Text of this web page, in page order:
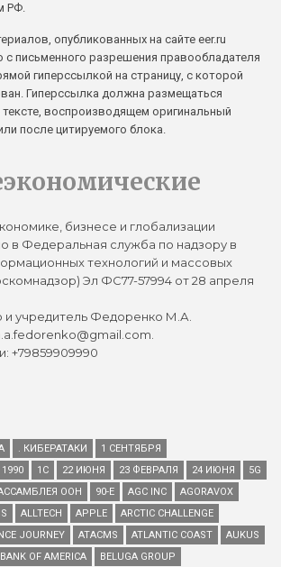
РФ.
опубликованных на сайте eer.ru
с письменного разрешения правообладателя
гиперссылкой на страницу, с которой
Гиперссылка должна размещаться
воспроизводящем оригинальный
после цитируемого блока.
бизнесе и глобализации
в Федеральная служба по надзору в
технологий и массовых
Эл ФС77-57994 от 28 апреля
и учредитель Федоренко М.А.
+79859909990
. КИБЕРАТАКИ
1 СЕНТЯБРЯ
1990 1С 22 ИЮНЯ 23 ФЕВРАЛЯ 24 ИЮНЯ
5G
ООН 90-Е AGC INC
AGORAVOX
ALLTECH APPLE
ARCTIC CHALLENGE
JOURNEY
ATACMS ATLANTIC COAST
AUKUS
BANK OF AMERICA
BELUGA GROUP